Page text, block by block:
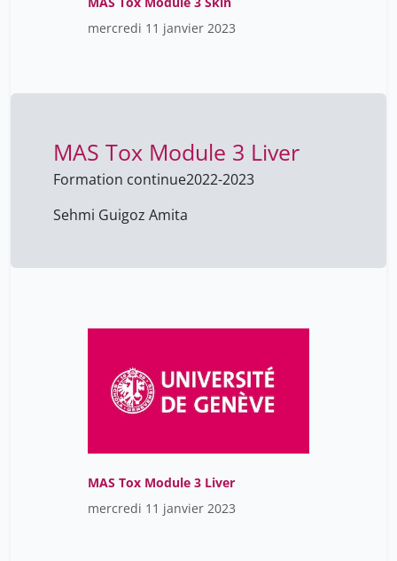
mercredi 11 janvier 2023
MAS Tox Module 3 Liver
Formation continue2022-2023
Sehmi Guigoz Amita
MAS Tox Module 3 Liver
mercredi 11 janvier 2023